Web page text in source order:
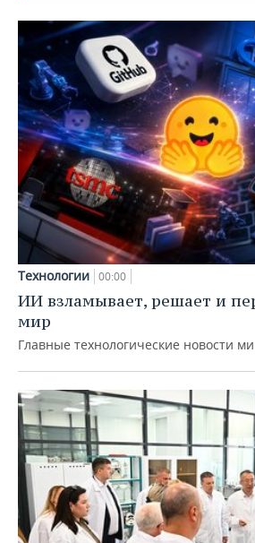
Технологии 00:00
ИИ взламывает, решает и
мир
Главные технологические новости